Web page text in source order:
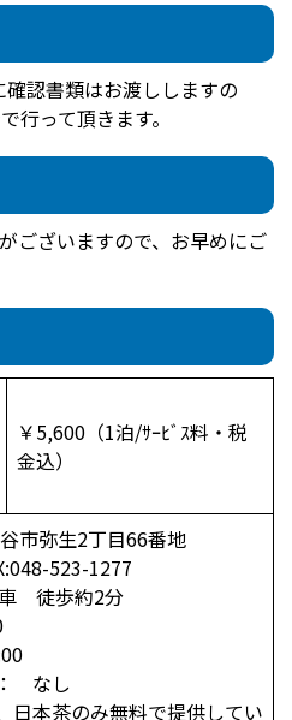
認書類はお渡ししますの
行って頂きます。
ざいますので、お早めにご
￥5,600（1泊/ｻｰﾋﾞｽ料・税
金込）
市弥生2丁目66番地
523-1277
徒歩約2分
なし
本茶のみ無料で提供してい